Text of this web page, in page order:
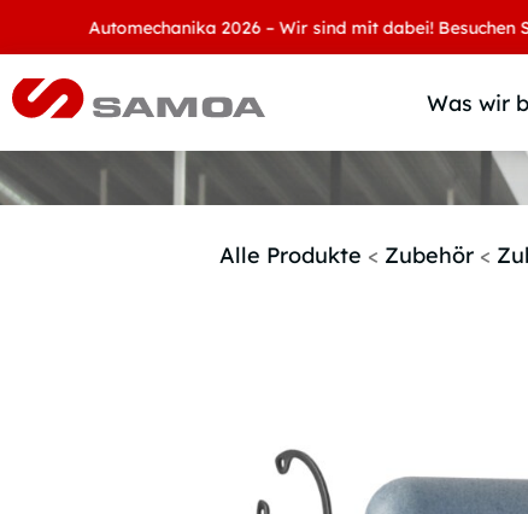
Automechanika 2026 – Wir sind mit dabei! Besuchen Sie
Was wir
Alle Produkte < Zubehör <